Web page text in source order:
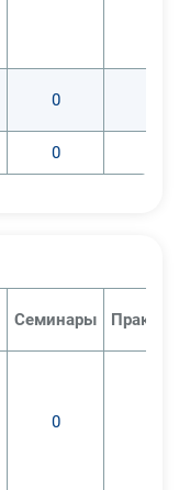
0
0
Семинары
0